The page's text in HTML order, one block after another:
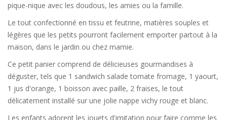
pique-nique avec les doudous, les amies ou la famille.
Le tout confectionné en tissu et feutrine, matières souples et
légères que les petits pourront facilement emporter partout à la
maison, dans le jardin ou chez mamie.
Ce petit panier comprend de délicieuses gourmandises à
déguster, tels que 1 sandwich salade tomate fromage, 1 yaourt,
1 jus d'orange, 1 boisson avec paille, 2 fraises, le tout
délicatement installé sur une jolie nappe vichy rouge et blanc.
Les enfants adorent les jouets d'imitation pour faire comme les